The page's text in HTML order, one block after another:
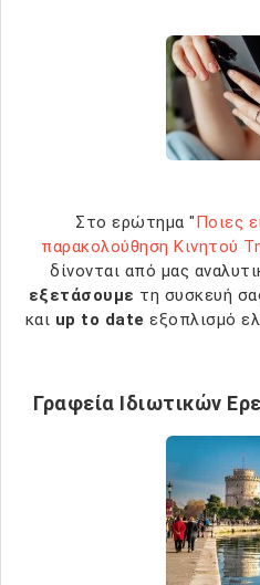
Στο ερώτημα "Ποιες
παρακολούθηση Κινητού
δίνονται από μας
εξετάσουμε τη συσκευή
και up to date εξοπλισμό
Γραφεία Ιδιωτικών